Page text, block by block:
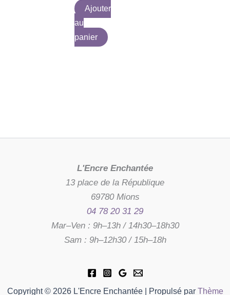
Ajouter
au
panier
L'Encre Enchantée
13 place de la République
69780 Mions
04 78 20 31 29
Mar–Ven : 9h–13h / 14h30–18h30
Sam : 9h–12h30 / 15h–18h
Copyright © 2026 L'Encre Enchantée | Propulsé par Thème